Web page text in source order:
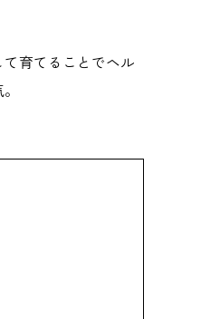
育てることでヘル